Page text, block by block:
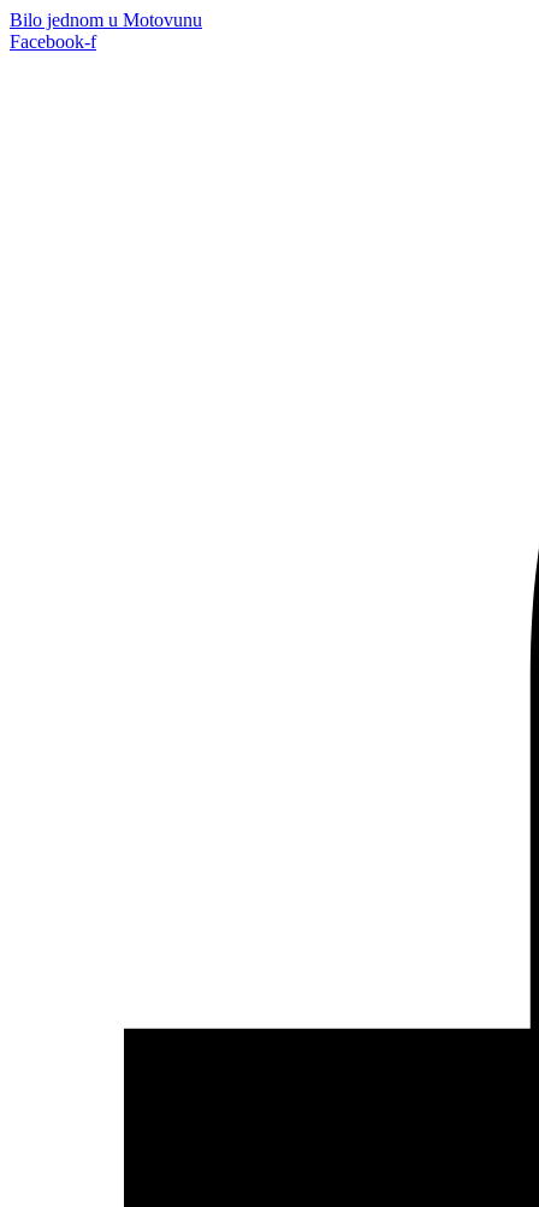
Idi
na
Bilo jednom u Motovunu
Facebook-f